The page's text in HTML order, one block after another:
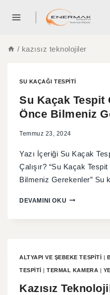
/ kazısız teknolojiler
SU KAÇAĞI TESPITI
Su Kaçak Tespit
Önce Bilmeniz
Temmuz 23, 2024
Yazı İçeriği Su Kaçak
Çalışır? “Su Kaçak
Bilmeniz Gerekenler” Su
DEVAMINI OKU
ALTYAPI VE ŞEBEKE TESPITI |
TESPITI |TERMAL KAMERA |
Kazısız